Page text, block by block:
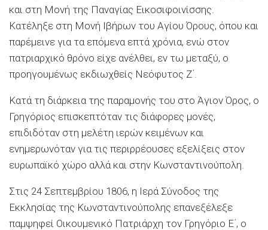
και στη Μονή της Παναγίας Εικοσιφοινίσσης.
Κατέληξε στη Μονή Ιβήρων του Αγίου Όρους, όπου και
παρέμεινε για τα επόμενα επτά χρόνια, ενώ στον
πατριαρχικό θρόνο είχε ανέλθει, εν τω μεταξύ, ο
προηγουμένως εκδιωχθείς Νεόφυτος Ζ΄.
Κατά τη διάρκεια της παραμονής του στο Άγιον Όρος, ο
Γρηγόριος επισκεπτόταν τις διάφορες μονές,
επιδιδόταν στη μελέτη ιερών κειμένων και
ενημερωνόταν για τις περιρρέουσες εξελίξεις στον
ευρωπαϊκό χώρο αλλά και στην Κωνσταντινούπολη.
Στις 24 Σεπτεμβρίου 1806, η Ιερά Σύνοδος της
Εκκλησίας της Κωνσταντινούπολης επανεξέλεξε
παμψηφεί Οικουμενικό Πατριάρχη τον Γρηγόριο Ε΄, ο